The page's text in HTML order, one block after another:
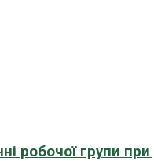
робочої групи